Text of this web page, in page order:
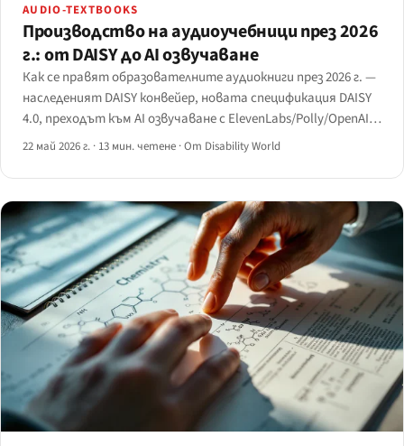
AUDIO-TEXTBOOKS
Производство на аудиоучебници през 2026
г.: от DAISY до AI озвучаване
Как се правят образователните аудиокниги през 2026 г. —
наследеният DAISY конвейер, новата спецификация DAISY
4.0, преходът към AI озвучаване с ElevenLabs/Polly/OpenAI и
компромисът цена–качество, който все още отличава
22 май 2026 г. · 13 мин. четене ·От Disability World